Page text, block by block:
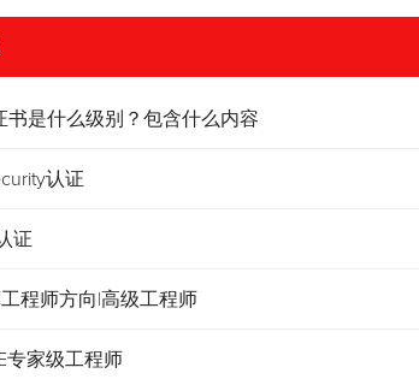
书是什么级别？包含什么内容
认证
证
工程师方向|高级工程师
专家级工程师